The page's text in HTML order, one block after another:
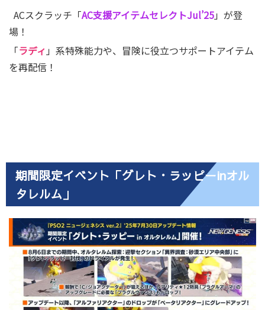
ACスクラッチ「AC支援アイテムセレクトJul’25」が登
場！
「ラディ 」系特殊能力や、冒険に役立つサポートアイテム
を再配信！
期間限定イベント「グレト・ラッピーinオル
タレルム」